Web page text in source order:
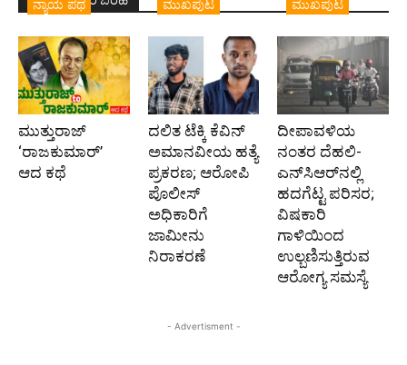
ನ್ಯಾಯ ಪಥ
ಮುತ್ತುರಾಜ್
‘ರಾಜಕುಮಾರ್‍’
ಆದ ಕಥೆ
ಮುಖಪುಟ
ದಲಿತ ಟೆಕ್ಕಿ ಕೆವಿನ್
ಅಮಾನವೀಯ ಹತ್ಯೆ
ಪ್ರಕರಣ; ಆರೋಪಿ
ಪೊಲೀಸ್‌
ಅಧಿಕಾರಿಗೆ
ಜಾಮೀನು
ನಿರಾಕರಣೆ
ಮುಖಪುಟ
ದೀಪಾವಳಿಯ
ನಂತರ ದೆಹಲಿ-
ಎನ್‌ಸಿಆರ್‌ನಲ್ಲಿ
ಹದಗೆಟ್ಟ ಪರಿಸರ;
ವಿಷಕಾರಿ
ಗಾಳಿಯಿಂದ
ಉಲ್ಬಣಿಸುತ್ತಿರುವ
ಆರೋಗ್ಯ ಸಮಸ್ಯೆ
- Advertisment -